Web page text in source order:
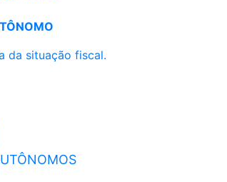
da situação fiscal.